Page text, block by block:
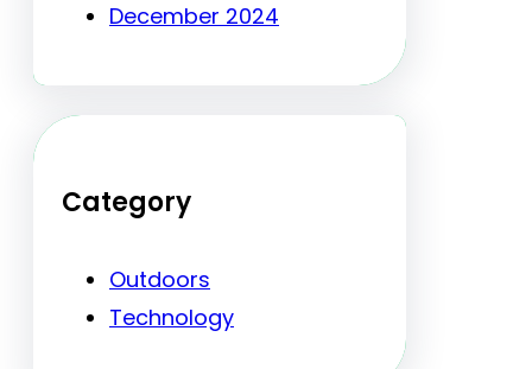
December 2024
Category
Outdoors
Technology